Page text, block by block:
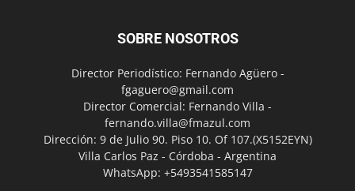
SOBRE NOSOTROS
Director Periodístico: Fernando Agüero -
fgaguero@gmail.com
Director Comercial: Fernando Villa -
fernando.villa@fmazul.com
Dirección: 9 de Julio 90. Piso 10. Of 107.(X5152EYN)
Villa Carlos Paz - Córdoba - Argentina
WhatsApp: +5493541585147